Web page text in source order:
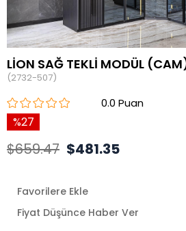
LİON SAĞ TEKLİ MODÜL
(2732-507)
0.0
27
$659.47 $481.35
Favorilere Ekle
Fiyat Düşünce Haber Ver